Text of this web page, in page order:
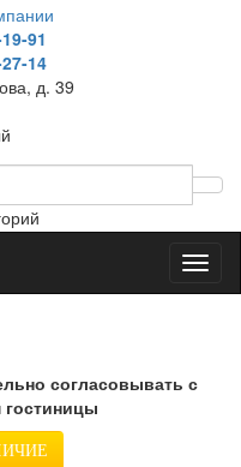
91
14
д. 39
согласовывать с